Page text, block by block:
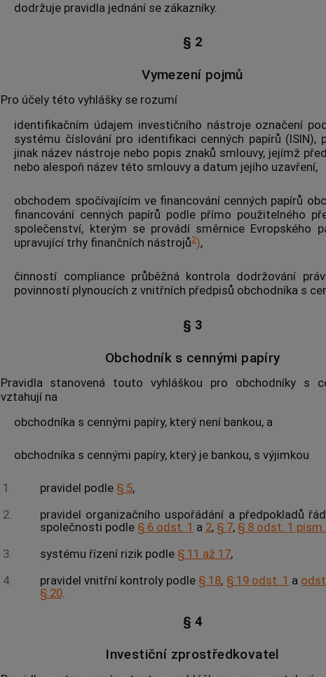
dodržuje pravidla jednání se zákazníky.
§ 2
Vymezení pojmů
Pro účely této vyhlášky se rozumí
identifikačním údajem investičního nástrojeoznačení
systému číslování pro identifikaci cenných papírů (ISIN),
jinak název nástroje nebo popis znaků smlouvy, jejímž
nebo alespoň název této smlouvy a datum jejího uzavření,
obchodem spočívajícím ve financování cenných papírů
financování cenných papírů podle přímo použitelného
společenství, kterým se provádí směrnice Evropského
upravující trhy finančních nástrojů2),
činností complianceprůběžná kontrola dodržování
povinností plynoucích z vnitřních předpisů obchodníka s
§ 3
Obchodník s cennými papíry
Pravidla stanovená touto vyhláškou pro obchodníky s
vztahují na
obchodníka s cennými papíry, který není bankou, a
obchodníka s cennými papíry, který je bankou, s výjimkou
1. pravidel podle § 5,
2.
pravidel organizačního uspořádání a předpokladů
společnosti podle § 6 odst. 1 a 2, § 7, § 8 odst. 1
3.
systému řízení rizik podle § 11 až 17,
4.
pravidel vnitřní kontroly podle § 18, § 19 odst. 1 a
§ 20.
§ 4
Investiční zprostředkovatel